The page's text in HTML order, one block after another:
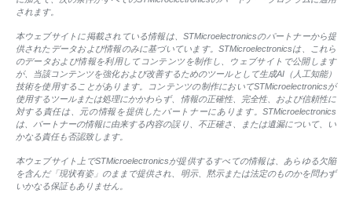
されます。
本ウェブサイトに掲載されている情報は、STMicroelectronicsのパートナーから提
供されたデータおよび情報のみに基づいています。STMicroelectronicsは、これら
のデータおよび情報を利用してコンテンツを制作し、ウェブサイトで公開します
が、当該コンテンツを強化および改善するためのツールとして生成AI（人工知能）
技術を使用することがあります。コンテンツの制作においてSTMicroelectronicsが
使用するツールまたは処理にかかわらず、情報の正確性、完全性、および信頼性に
対する責任は、元の情報を提供したパートナーにあります。STMicroelectronics
は、パートナーの情報に由来する内容の誤り、不正確さ、または遺漏について、い
かなる責任も否認致します。
本ウェブサイト上でSTMicroelectronicsが提供するすべての情報は、あらゆる欠陥
を含んだ「現状有姿」のままで提供され、明示、黙示または法定のものかを問わず
いかなる保証もありません。